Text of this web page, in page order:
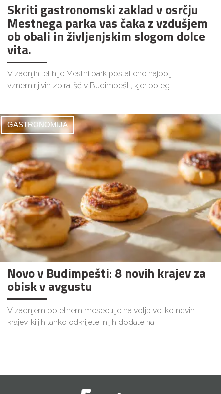
Skriti gastronomski zaklad v osrčju
Mestnega parka vas čaka z vzdušjem
ob obali in življenjskim slogom dolce
vita.
V zadnjih letih je Mestni park postal eno najbolj
vznemirljivih zbirališč v Budimpešti, kjer poleg
GASTRONOMIJA
Novo v Budimpešti: 8 novih krajev za
obisk v avgustu
V zadnjem poletnem mesecu je na voljo veliko novih
krajev, ki jih lahko odkrijete in jih dodate na